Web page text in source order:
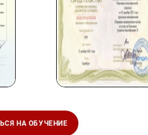
НА ОБУЧЕНИЕ